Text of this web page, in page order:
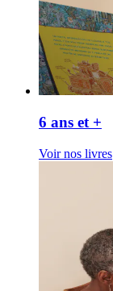
6 ans et +
Voir nos livres